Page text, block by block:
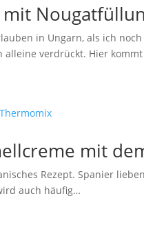
mit
in Ungarn, als ich
alleine verdrückt. Hier
mit
Rezept. Spanier
auch häufig…